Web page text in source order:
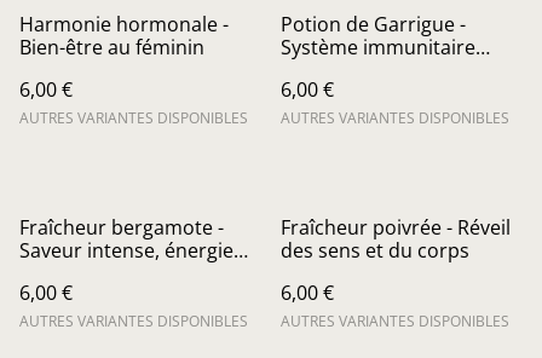
Harmonie hormonale -
Bien-être au féminin
6,00 €
AUTRES VARIANTES DISPONIBLES
Potion de Garrigue -
Système immunitaire
6,00 €
AUTRES VARIANTES DISPONIBLES
Fraîcheur bergamote -
Saveur intense, énergie
6,00 €
AUTRES VARIANTES DISPONIBLES
Fraîcheur poivrée - Réveil
des sens et du corps
6,00 €
AUTRES VARIANTES DISPONIBLES